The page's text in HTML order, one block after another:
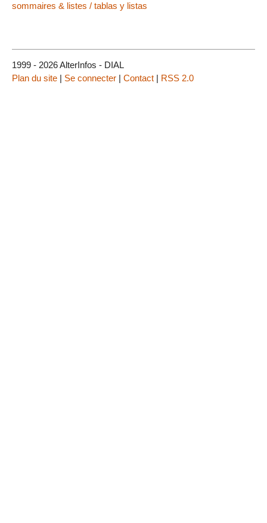
sommaires & listes / tablas y listas
1999 - 2026 AlterInfos - DIAL
Plan du site | Se connecter | Contact | RSS 2.0